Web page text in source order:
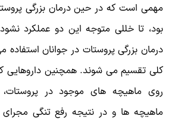
مهمی است که در حین درمان بزرگی
بود، تا خللی متوجه این دو عملکرد
درمان بزرگی پروستات در جوانان
کلی تقسیم می شوند. همچنین داروهایی
روی ماهیچه های موجود در
ماهیچه ها و در نتیجه رفع تنگی